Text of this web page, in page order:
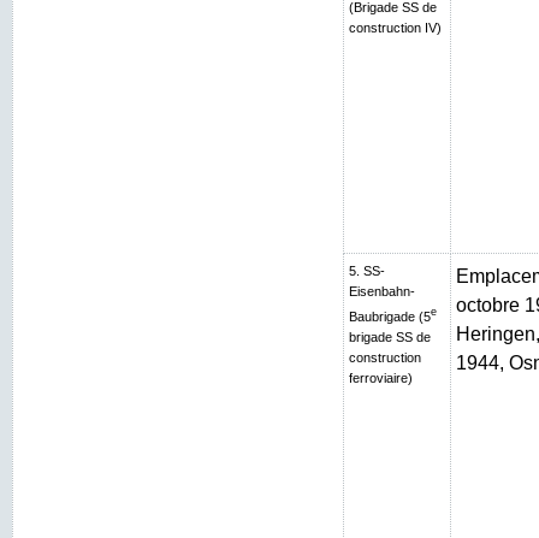
(Brigade SS de
construction IV)
5. SS-
Eisenbahn-
Baubrigade (5e
brigade SS de
construction
ferroviaire)
octobre
1944,